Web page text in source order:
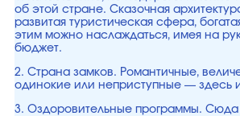
об этой стране. Сказочная
развитая туристическая сфера,
этим можно наслаждаться, имея на
бюджет.
2. Страна замков. Романтичные,
одинокие или неприступные — здесь
3. Оздоровительные программы. Сюда